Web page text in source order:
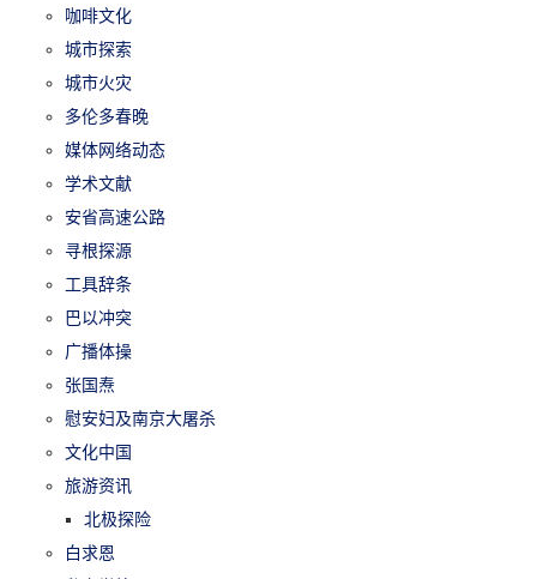
咖啡文化
城市探索
城市火灾
多伦多春晚
媒体网络动态
学术文献
安省高速公路
寻根探源
工具辞条
巴以冲突
广播体操
张国焘
慰安妇及南京大屠杀
文化中国
旅游资讯
北极探险
白求恩